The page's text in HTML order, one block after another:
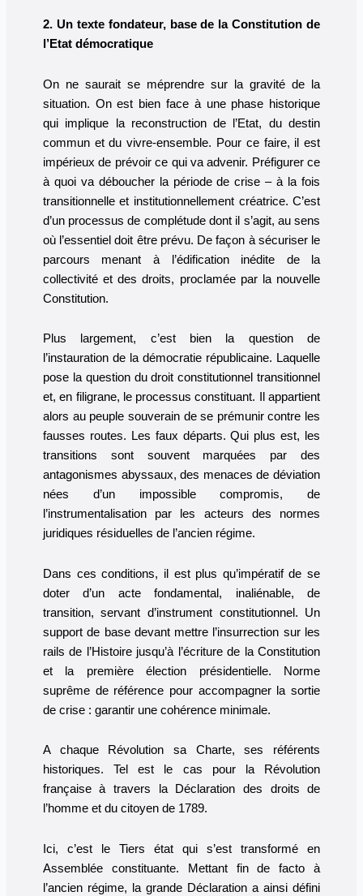
2. Un texte fondateur, base de la Constitution de
l’Etat démocratique
On ne saurait se méprendre sur la gravité de la
situation. On est bien face à une phase historique
qui implique la reconstruction de l’Etat, du destin
commun et du vivre-ensemble. Pour ce faire, il est
impérieux de prévoir ce qui va advenir. Préfigurer ce
à quoi va déboucher la période de crise – à la fois
transitionnelle et institutionnellement créatrice. C’est
d’un processus de complétude dont il s’agit, au sens
où l’essentiel doit être prévu. De façon à sécuriser le
parcours menant à l’édification inédite de la
collectivité et des droits, proclamée par la nouvelle
Constitution.
Plus largement, c’est bien la question de
l’instauration de la démocratie républicaine. Laquelle
pose la question du droit constitutionnel transitionnel
et, en filigrane, le processus constituant. Il appartient
alors au peuple souverain de se prémunir contre les
fausses routes. Les faux départs. Qui plus est, les
transitions sont souvent marquées par des
antagonismes abyssaux, des menaces de déviation
nées d’un impossible compromis, de
l’instrumentalisation par les acteurs des normes
juridiques résiduelles de l’ancien régime.
Dans ces conditions, il est plus qu’impératif de se
doter d’un acte fondamental, inaliénable, de
transition, servant d’instrument constitutionnel. Un
support de base devant mettre l’insurrection sur les
rails de l’Histoire jusqu’à l’écriture de la Constitution
et la première élection présidentielle. Norme
suprême de référence pour accompagner la sortie
de crise : garantir une cohérence minimale.
A chaque Révolution sa Charte, ses référents
historiques. Tel est le cas pour la Révolution
française à travers la Déclaration des droits de
l’homme et du citoyen de 1789.
Ici, c’est le Tiers état qui s’est transformé en
Assemblée constituante. Mettant fin de facto à
l’ancien régime, la grande Déclaration a ainsi défini